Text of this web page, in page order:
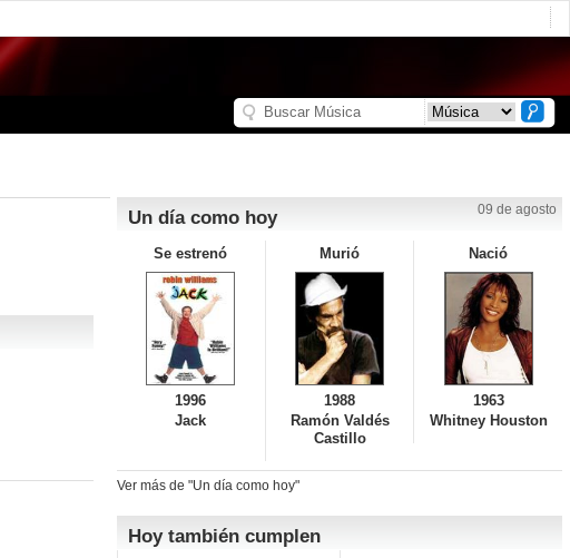
Un día como hoy 09 de agosto
Se estrenó
1996
Jack
Murió
1988
Ramón Valdés
Castillo
Nació
1963
Whitney Houston
Ver más de "Un día como hoy"
Hoy también cumplen